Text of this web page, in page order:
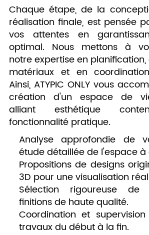
Chaque étape, de la
réalisation finale, est pensée
vos attentes en
optimal. Nous mettons à
notre expertise en
matériaux et en
Ainsi, ATYPIC ONLY vous
création d'un espace de
alliant esthétique
fonctionnalité pratique.
Analyse approfondie de
étude détaillée de l'espace
Propositions de designs
3D pour une visualisation
Sélection rigoureuse
finitions de haute qualité.
Coordination et
travaux du début à la fin.